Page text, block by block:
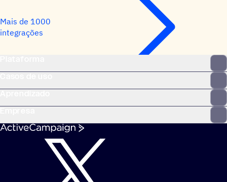
Mais de 1000
integrações